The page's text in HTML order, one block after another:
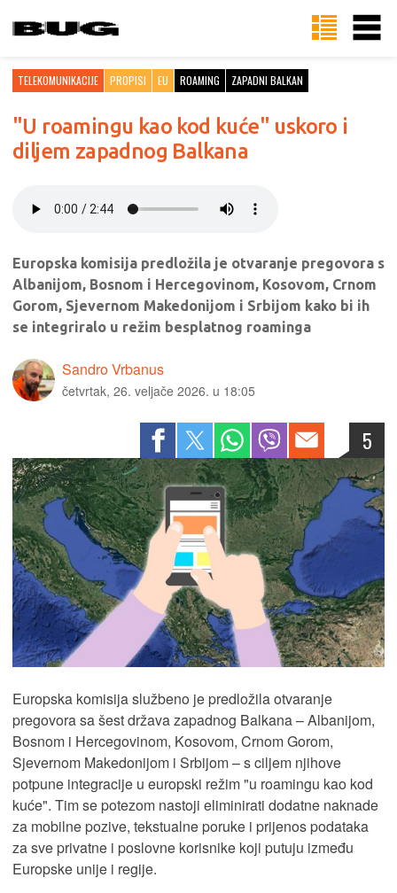
TELEKOMUNIKACIJE PROPISI EU ROAMING ZAPADNI BALKAN
"U roamingu kao kod kuće" uskoro i
diljem zapadnog Balkana
Europska komisija predložila je otvaranje pregovora s
Albanijom, Bosnom i Hercegovinom, Kosovom, Crnom
Gorom, Sjevernom Makedonijom i Srbijom kako bi ih
se integriralo u režim besplatnog roaminga
Sandro Vrbanus
četvrtak, 26. veljače 2026. u 18:05
5
Europska komisija službeno je predložila otvaranje
pregovora sa šest država zapadnog Balkana – Albanijom,
Bosnom i Hercegovinom, Kosovom, Crnom Gorom,
Sjevernom Makedonijom i Srbijom – s ciljem njihove
potpune integracije u europski režim "u roamingu kao kod
kuće". Tim se potezom nastoji eliminirati dodatne naknade
za mobilne pozive, tekstualne poruke i prijenos podataka
za sve privatne i poslovne korisnike koji putuju između
Europske unije i regije.